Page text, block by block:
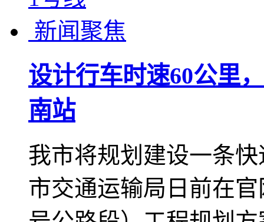
2021-05-24 10:00
1号线
新闻聚焦
设计行车时速60公里